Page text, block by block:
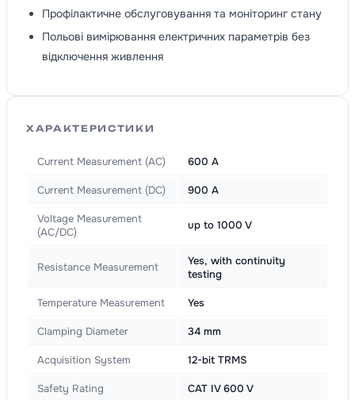
Профілактичне обслуговування та моніторинг стану
Польові вимірювання електричних параметрів без
відключення живлення
ХАРАКТЕРИСТИКИ
Current Measurement (AC) 600 A
Current Measurement (DC) 900 A
Voltage Measurement
(AC/DC)
up to 1000 V
Resistance Measurement
Yes, with continuity
testing
Temperature Measurement Yes
Clamping Diameter 34 mm
Acquisition System 12-bit TRMS
Safety Rating CAT IV 600 V